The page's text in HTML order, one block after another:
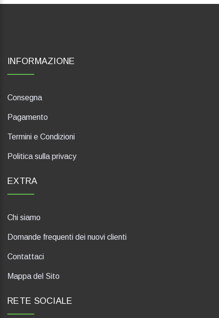
INFORMAZIONE
Consegna
Pagamento
Termini e Condizioni
Politica sulla privacy
EXTRA
Chi siamo
Domande frequenti dei nuovi clienti
Contattaci
Mappa del Sito
RETE SOCIALE